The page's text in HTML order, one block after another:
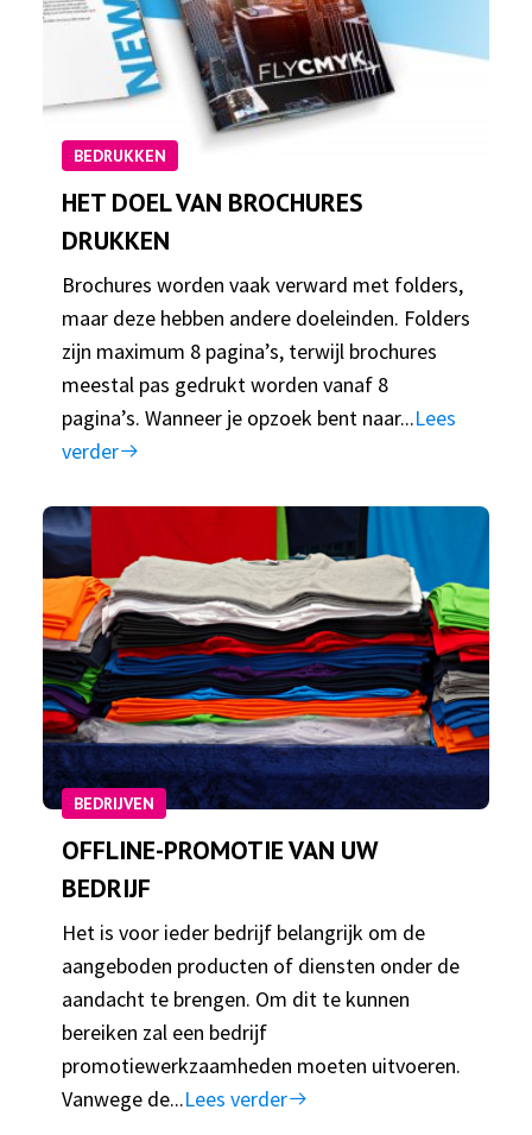
BEDRUKKEN
HET DOEL VAN BROCHURES
DRUKKEN
Brochures worden vaak verward met folders,
maar deze hebben andere doeleinden. Folders
zijn maximum 8 pagina’s, terwijl brochures
meestal pas gedrukt worden vanaf 8
pagina’s. Wanneer je opzoek bent naar...Lees
verder
BEDRIJVEN
OFFLINE-PROMOTIE VAN UW
BEDRIJF
Het is voor ieder bedrijf belangrijk om de
aangeboden producten of diensten onder de
aandacht te brengen. Om dit te kunnen
bereiken zal een bedrijf
promotiewerkzaamheden moeten uitvoeren.
Vanwege de...Lees verder